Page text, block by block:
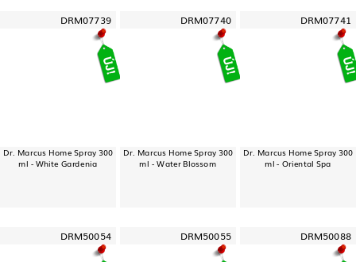
DRM07739
Dr. Marcus Home Spray 300
ml - White Gardenia
DRM07740
Dr. Marcus Home Spray 300
ml - Water Blossom
DRM07741
Dr. Marcus Home Spray 300
ml - Oriental Spa
DRM50054 DRM50055 DRM50088